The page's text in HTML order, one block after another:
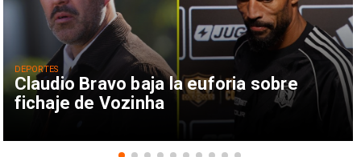
Claudio Bravo baja la euforia sobre
fichaje de Vozinha
DEPORTES